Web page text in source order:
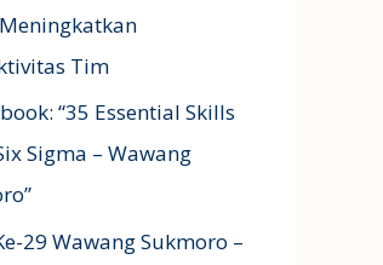
Tim
“35 Essential Skills
Sigma – Wawang
29 Wawang Sukmoro –